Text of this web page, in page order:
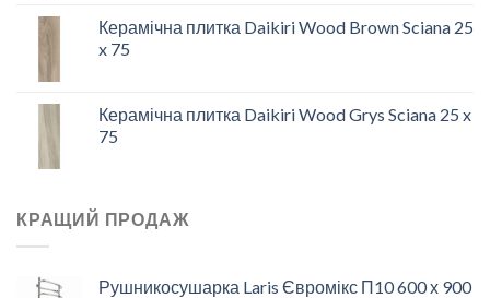
Керамічна плитка Daikiri Wood Brown Sciana 25
x 75
Керамічна плитка Daikiri Wood Grys Sciana 25 x
75
КРАЩИЙ ПРОДАЖ
Рушникосушарка Laris Євромікс П10 600 х 900